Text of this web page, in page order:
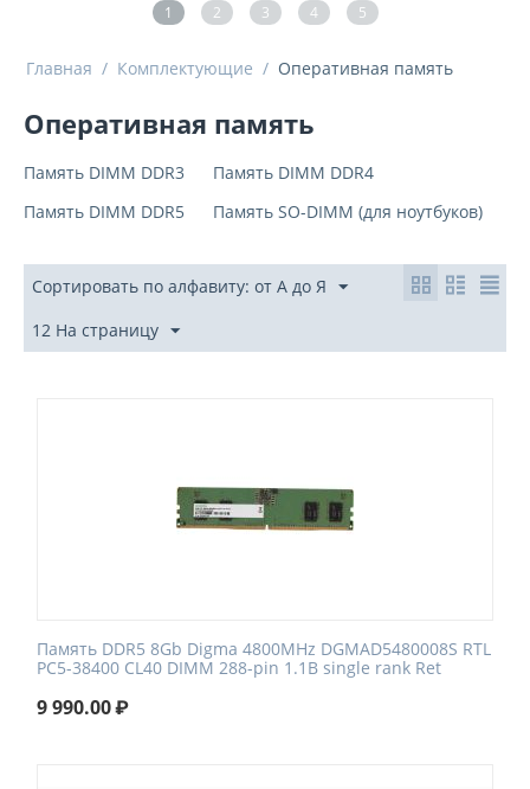
1 2 3 4 5
Главная / Комплектующие / Оперативная память
Оперативная память
Память DIMM DDR3
Память DIMM DDR4
Память DIMM DDR5
Память SO-DIMM (для ноутбуков)
Сортировать по алфавиту: от А до Я
12 На страницу
Память DDR5 8Gb Digma 4800MHz DGMAD5480008S RTL
PC5-38400 CL40 DIMM 288-pin 1.1В single rank Ret
9 990.00₽